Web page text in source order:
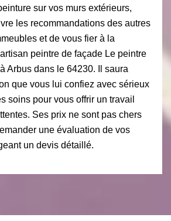
sur vos murs extérieurs,
les recommandations des autres
et de vous fier à la
peintre de façade Le peintre
Arbus dans le 64230. Il saura
que vous lui confiez avec sérieux
soins pour vous offrir un travail
Ses prix ne sont pas chers
une évaluation de vos
un devis détaillé.